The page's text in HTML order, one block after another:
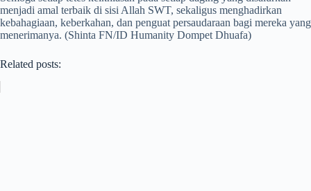
menjadi amal terbaik di sisi Allah SWT, sekaligus menghadirkan
kebahagiaan, keberkahan, dan penguat persaudaraan bagi mereka yang
menerimanya. (Shinta FN/ID Humanity Dompet Dhuafa)
Related posts: